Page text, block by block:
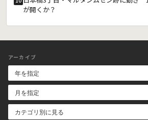
が開くか？
アーカイブ